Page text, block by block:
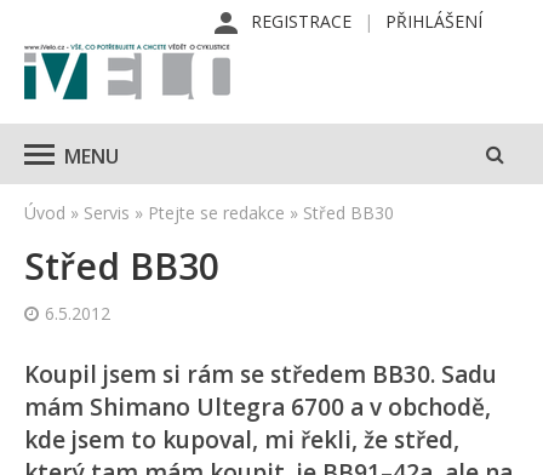
REGISTRACE PŘIHLÁŠENÍ
MENU
Úvod » Servis » Ptejte se redakce » Střed BB30
Střed BB30
6.5.2012
Koupil jsem si rám se středem BB30. Sadu
mám Shimano Ultegra 6700 a v obchodě,
kde jsem to kupoval, mi řekli, že střed,